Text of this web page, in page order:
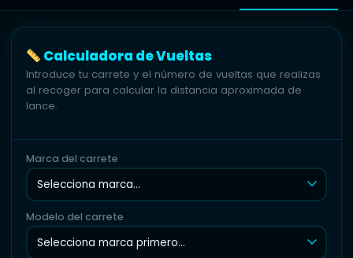
Calculadora de Vueltas
Introduce tu carrete y el número de vueltas que realizas
al recoger para calcular la distancia aproximada de
lance.
Marca del carrete
Modelo del carrete